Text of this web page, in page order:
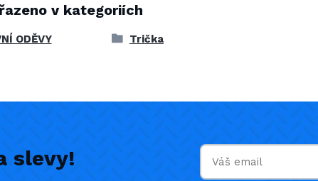
v kategoriích
ODĚVY Trička
slevy!